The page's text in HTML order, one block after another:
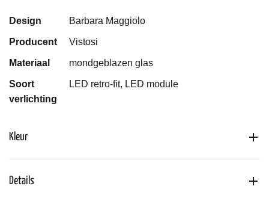
Design Barbara Maggiolo
Producent Vistosi
Materiaal mondgeblazen glas
Soort
verlichting
LED retro-fit, LED module
Kleur
Details